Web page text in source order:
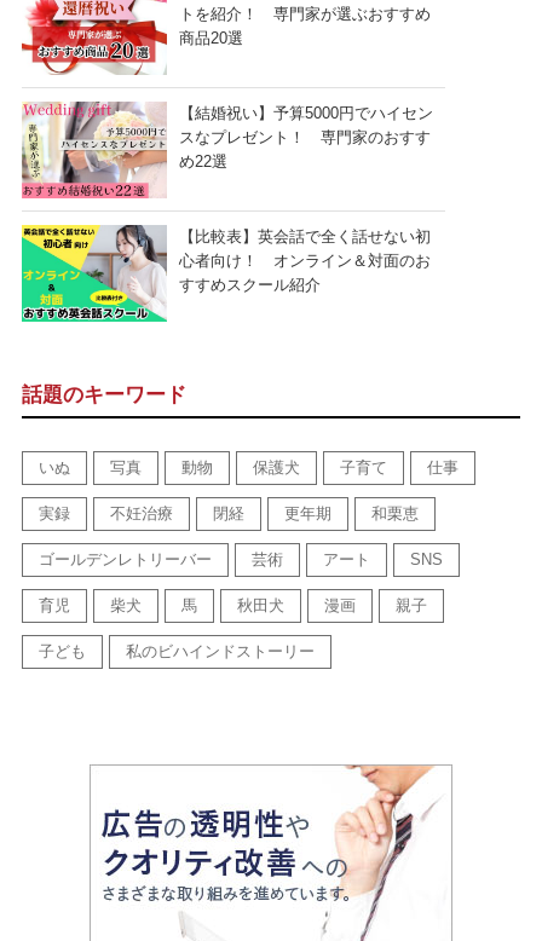
トを紹介！ 専門家が選ぶおすすめ
商品20選
【結婚祝い】予算5000円でハイセン
スなプレゼント！ 専門家のおすす
め22選
【比較表】英会話で全く話せない初
心者向け！ オンライン＆対面のお
すすめスクール紹介
話題のキーワード
いぬ 写真 動物 保護犬 子育て 仕事
実録 不妊治療 閉経 更年期 和栗恵
ゴールデンレトリーバー 芸術 アート SNS
育児 柴犬 馬 秋田犬 漫画 親子
子ども 私のビハインドストーリー